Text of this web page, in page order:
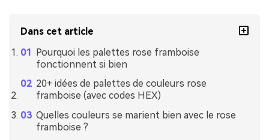
Dans cet article
Pourquoi les palettes rose framboise
fonctionnent si bien
20+ idées de palettes de couleurs rose
framboise (avec codes HEX)
Quelles couleurs se marient bien avec le rose
framboise ?